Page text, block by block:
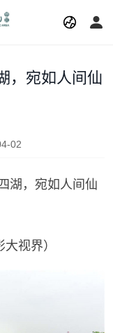
，宛如人间仙
02
湖，宛如人间仙
视界）